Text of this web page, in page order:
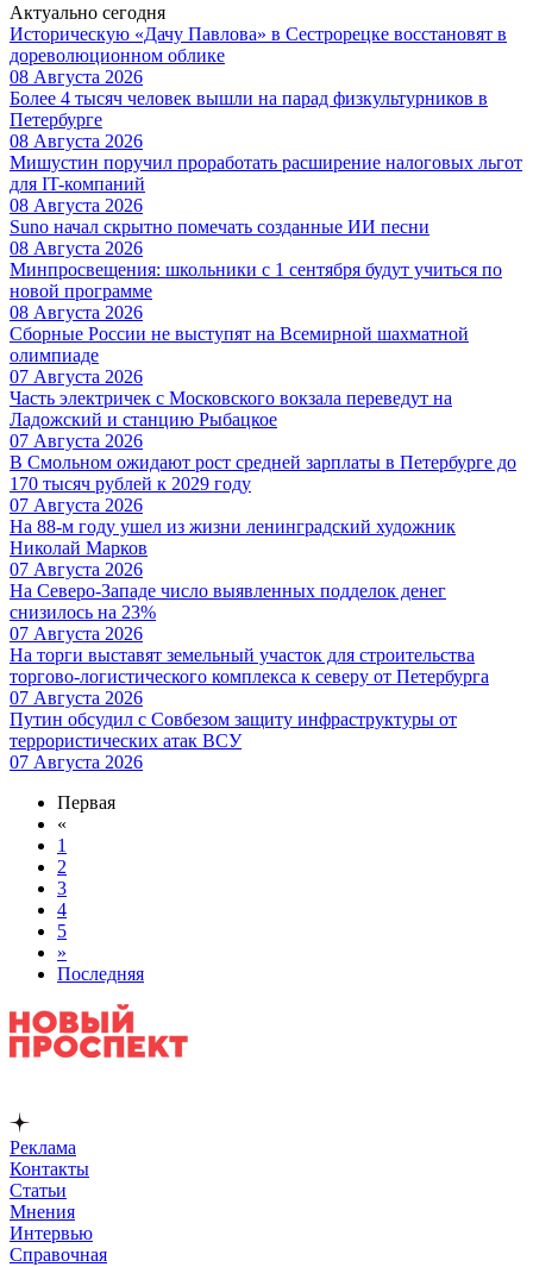
Актуально сегодня
Историческую «Дачу Павлова» в Сестрорецке восстановят в
дореволюционном облике
08 Августа 2026
Более 4 тысяч человек вышли на парад физкультурников в
Петербурге
08 Августа 2026
Мишустин поручил проработать расширение налоговых льгот
для IT-компаний
08 Августа 2026
Suno начал скрытно помечать созданные ИИ песни
08 Августа 2026
Минпросвещения: школьники с 1 сентября будут учиться по
новой программе
08 Августа 2026
Сборные России не выступят на Всемирной шахматной
олимпиаде
07 Августа 2026
Часть электричек с Московского вокзала переведут на
Ладожский и станцию Рыбацкое
07 Августа 2026
В Смольном ожидают рост средней зарплаты в Петербурге до
170 тысяч рублей к 2029 году
07 Августа 2026
На 88-м году ушел из жизни ленинградский художник
Николай Марков
07 Августа 2026
На Северо-Западе число выявленных подделок денег
снизилось на 23%
07 Августа 2026
На торги выставят земельный участок для строительства
торгово-логистического комплекса к северу от Петербурга
07 Августа 2026
Путин обсудил с Совбезом защиту инфраструктуры от
террористических атак ВСУ
07 Августа 2026
Первая
«
1
2
3
4
5
»
Последняя
Реклама
Контакты
Статьи
Мнения
Интервью
Справочная